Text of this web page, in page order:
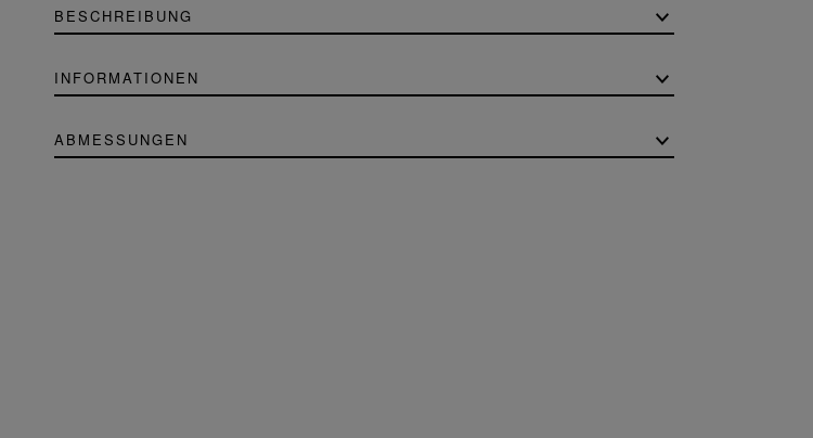
BESCHREIBUNG
INFORMATIONEN
ABMESSUNGEN